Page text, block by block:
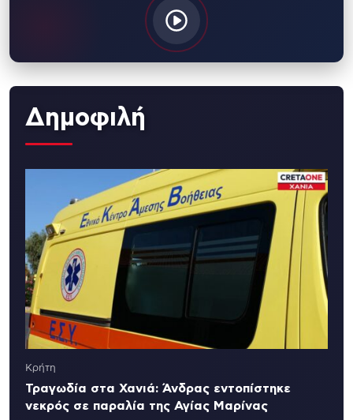
Δημοφιλή
Κρήτη
Τραγωδία στα Χανιά: Άνδρας εντοπίστηκε
νεκρός σε παραλία της Αγίας Μαρίνας